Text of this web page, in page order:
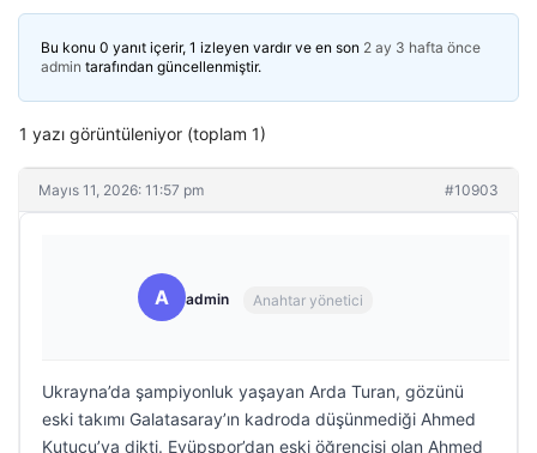
Bu konu 0 yanıt içerir, 1 izleyen vardır ve en son 2 ay 3 hafta önce
admin tarafından güncellenmiştir.
1 yazı görüntüleniyor (toplam 1)
Mayıs 11, 2026: 11:57 pm #10903
A admin Anahtar yönetici
Ukrayna’da şampiyonluk yaşayan Arda Turan, gözünü
eski takımı Galatasaray’ın kadroda düşünmediği Ahmed
Kutucu’ya dikti. Eyüpspor’dan eski öğrencisi olan Ahmed